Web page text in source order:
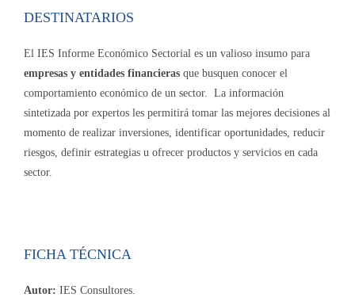
DESTINATARIOS
El IES Informe Económico Sectorial es un valioso insumo para
empresas y entidades financieras que busquen conocer el
comportamiento económico de un sector. La información
sintetizada por expertos les permitirá tomar las mejores decisiones al
momento de realizar inversiones, identificar oportunidades, reducir
riesgos, definir estrategias u ofrecer productos y servicios en cada
sector.
FICHA TÉCNICA
Autor: IES Consultores.